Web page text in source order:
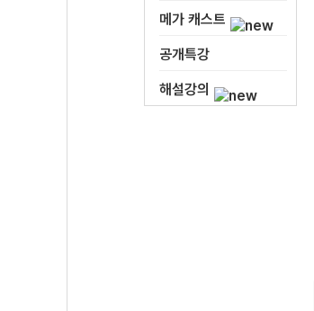
메가 캐스트
공개특강
해설강의